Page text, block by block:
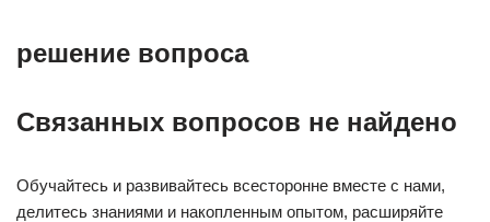
решение вопроса
Связанных вопросов не найдено
Обучайтесь и развивайтесь всесторонне вместе с нами,
делитесь знаниями и накопленным опытом, расширяйте